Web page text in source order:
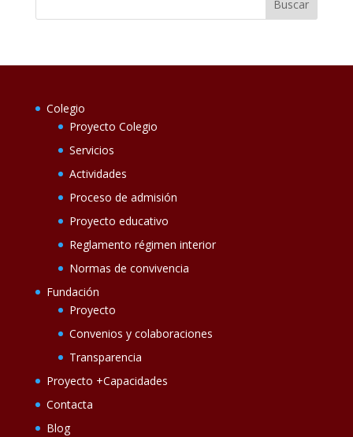
Colegio
Proyecto Colegio
Servicios
Actividades
Proceso de admisión
Proyecto educativo
Reglamento régimen interior
Normas de convivencia
Fundación
Proyecto
Convenios y colaboraciones
Transparencia
Proyecto +Capacidades
Contacta
Blog